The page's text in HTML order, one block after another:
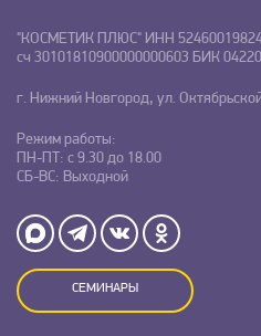
"КОСМЕТИК ПЛЮС" ИНН
сч 30101810900000000603 БИК
г. Нижний Новгород, ул.
Режим работы:
ПН-ПТ: с 9.30 до 18.00
СБ-ВС: Выходной
СЕМИНАРЫ